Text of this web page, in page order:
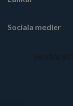
Sociala medier